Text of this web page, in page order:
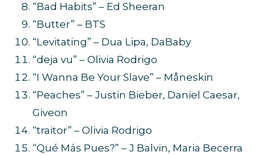
“Bad Habits” – Ed Sheeran
“Butter” – BTS
“Levitating” – Dua Lipa, DaBaby
“deja vu” – Olivia Rodrigo
“I Wanna Be Your Slave” – Måneskin
“Peaches” – Justin Bieber, Daniel Caesar,
Giveon
“traitor” – Olivia Rodrigo
“Qué Más Pues?” – J Balvin, Maria Becerra